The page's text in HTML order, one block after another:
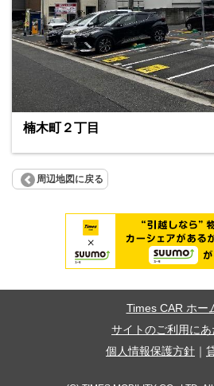
楠木町２丁目
周辺地図に戻る
Times CAR ホー
サイトのご利用にあ
個人情報保護方針